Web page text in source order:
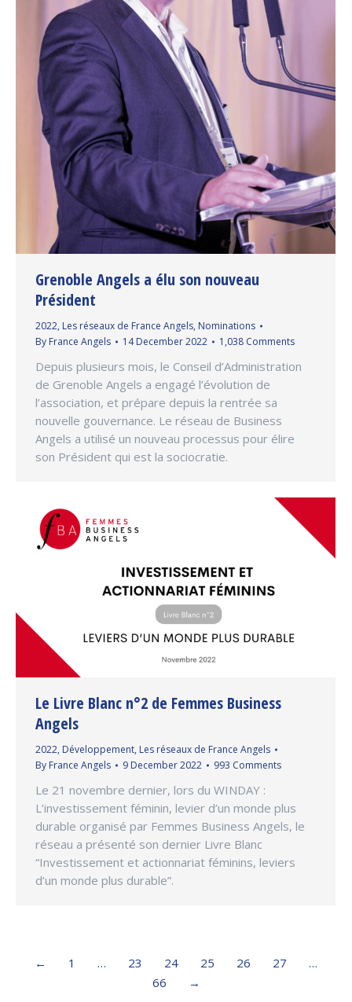
Grenoble Angels a élu son nouveau
Président
2022, Les réseaux de France Angels, Nominations
By France Angels 14 December 2022 1,038 Comments
Depuis plusieurs mois, le Conseil d’Administration
de Grenoble Angels a engagé l’évolution de
l’association, et prépare depuis la rentrée sa
nouvelle gouvernance. Le réseau de Business
Angels a utilisé un nouveau processus pour élire
son Président qui est la sociocratie.
Le Livre Blanc n°2 de Femmes Business
Angels
2022, Développement, Les réseaux de France Angels
By France Angels 9 December 2022 993 Comments
Le 21 novembre dernier, lors du WINDAY :
L’investissement féminin, levier d’un monde plus
durable organisé par Femmes Business Angels, le
réseau a présenté son dernier Livre Blanc
“Investissement et actionnariat féminins, leviers
d’un monde plus durable”.
← 1 … 23 24 25 26 27
…
66
→